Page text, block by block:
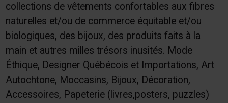
collections de vêtements confortables aux fibres
naturelles et/ou de commerce équitable et/ou
biologiques, des bijoux, des produits faits à la
main et autres milles trésors inusités. Mode
Éthique, Designer Québécois et Importations, Art
Autochtone, Moccasins, Bijoux, Décoration,
Accessoires, Papeterie (livres,posters, puzzles)